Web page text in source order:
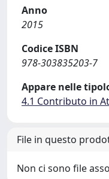
Anno
2015
Codice ISBN
978-303835203-7
Appare nelle
4.1 Contributo in
File in questo
Non ci sono file